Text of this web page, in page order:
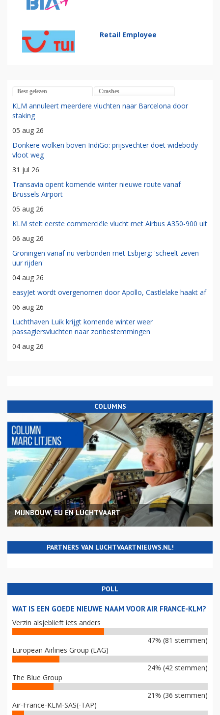
Retail Employee
Best gelezen Crashes
KLM annuleert meerdere vluchten naar Barcelona door
staking
05 aug 26
Donkere wolken boven IndiGo: prijsvechter doet widebody-
vloot weg
31 jul 26
Transavia opent komende winter nieuwe route vanaf
Brussels Airport
05 aug 26
KLM stelt eerste commerciële vlucht met Airbus A350-900 uit
06 aug 26
Groningen vanaf nu verbonden met Esbjerg: 'scheelt zeven
uur rijden'
04 aug 26
easyJet wordt overgenomen door Apollo, Castlelake haakt af
06 aug 26
Luchthaven Luik krijgt komende winter weer
passagiersvluchten naar zonbestemmingen
04 aug 26
COLUMNS
MIJNBOUW, EU EN LUCHTVAART
PARTNERS VAN LUCHTVAARTNIEUWS.NL!
POLL
WAT IS EEN GOEDE NIEUWE NAAM VOOR AIR FRANCE-KLM?
Verzin alsjeblieft iets anders
47% (81 stemmen)
European Airlines Group (EAG)
24% (42 stemmen)
The Blue Group
21% (36 stemmen)
Air-France-KLM-SAS(-TAP)